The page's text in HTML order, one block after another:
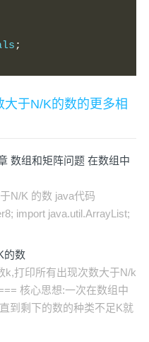
;
于N/K的数的更多相
数组和矩阵问题 在数组中
N/K 的数 java代码
import java.util.ArrayList;
的数
k,打印所有出现次数大于N/k
核心思想:一次在数组中
到剩下的数的种类不足K就